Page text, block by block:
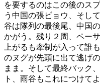
を要するのはこの後のス
う中国の張ビョウ、そし
谷は隊列の最後尾、中国
かがう。残り２周、ペー
上がるも牽制が入って誰
のヌグが先頭に出て逃げ
まま。そして最終バック
ト、雨谷もこれにつけて